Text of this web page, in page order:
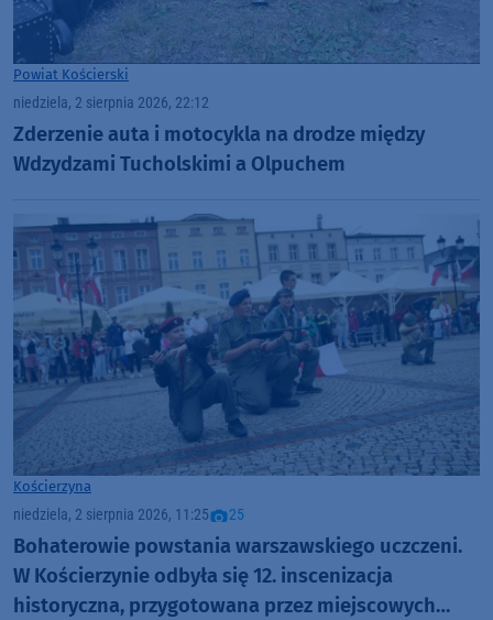
Powiat Kościerski
niedziela, 2 sierpnia 2026, 22:12
Zderzenie auta i motocykla na drodze między
Wdzydzami Tucholskimi a Olpuchem
Kościerzyna
niedziela, 2 sierpnia 2026, 11:25 25
Bohaterowie powstania warszawskiego uczczeni.
W Kościerzynie odbyła się 12. inscenizacja
historyczna, przygotowana przez miejscowych